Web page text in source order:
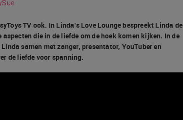
TV ook. In Linda’s Love Lounge bespreekt Linda de
die in de liefde om de hoek komen kijken. In de
samen met zanger, presentator, YouTuber en
de liefde voor spanning.